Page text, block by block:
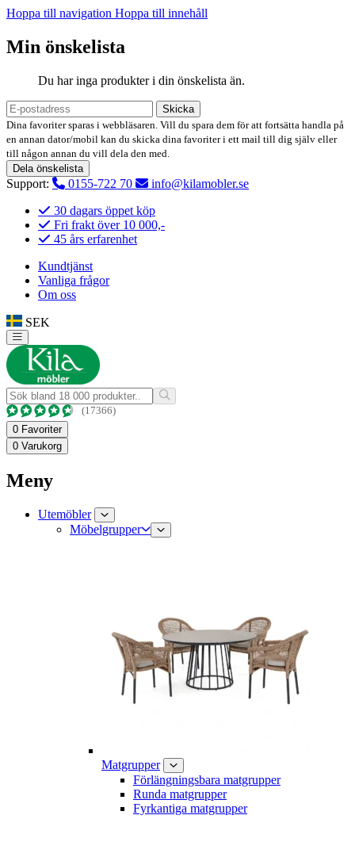
Hoppa till navigation Hoppa till innehåll
Min önskelista
Du har inga produkter i din önskelista än.
Skicka
Dina favoriter sparas i webbläsaren. Vill du spara dem för att fortsätta handla på
en annan dator/mobil kan du skicka dina favoriter i ett mail till dig själv eller
till någon annan du vill dela den med.
Dela önskelista
Support: 0155-722 70
info@kilamobler.se
30 dagars öppet köp
Fri frakt över 10 000,-
45 års erfarenhet
Kundtjänst
Vanliga frågor
Om oss
SEK
(17366)
0 Favoriter
0 Varukorg
Meny
Utemöbler
Möbelgrupper
Matgrupper
Förlängningsbara matgrupper
Runda matgrupper
Fyrkantiga matgrupper